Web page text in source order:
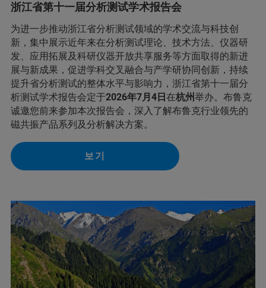
浙江省第十一届分析测试学术报告会
为进一步推动浙江省分析测试领域的学术交流与科技创
新，集中展示近年来在分析测试理论、技术方法、仪器研
发、应用拓展及科研仪器开放共享服务等方面取得的新进
展与新成果，促进学科交叉融合与产学研协同创新，持续
提升省分析测试的整体水平与影响力，浙江省第十一届分
析测试学术报告会定于2026年7月4日 在杭州举办。布鲁克
诚邀您前来参加本次报告会，深入了解布鲁克行业领先的
磁共振产品系列及分析解决方案。
보기